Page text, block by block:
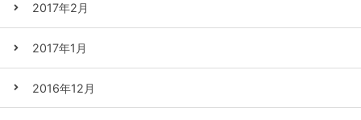
2017年2月
2017年1月
2016年12月